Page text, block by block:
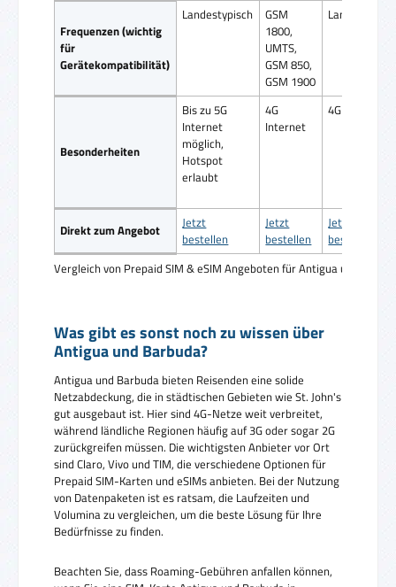
Vergleich von Prepaid SIM & eSIM Angeboten für Antigua und
Frequenzen (wichtig
für
Gerätekompatibilität)
Landestypisch
GSM
1800,
UMTS,
GSM 850,
GSM 1900
Besonderheiten
Bis zu 5G
Internet
möglich,
Hotspot
erlaubt
4G
Internet
4G Internet
Direkt zum Angebot
Jetzt
bestellen
Jetzt
bestellen
Jetzt
bestellen
Was gibt es sonst noch zu wissen über
Antigua und Barbuda?
Antigua und Barbuda bieten Reisenden eine solide
Netzabdeckung, die in städtischen Gebieten wie St. John's
gut ausgebaut ist. Hier sind 4G-Netze weit verbreitet,
während ländliche Regionen häufig auf 3G oder sogar 2G
zurückgreifen müssen. Die wichtigsten Anbieter vor Ort
sind Claro, Vivo und TIM, die verschiedene Optionen für
Prepaid SIM-Karten und eSIMs anbieten. Bei der Nutzung
von Datenpaketen ist es ratsam, die Laufzeiten und
Volumina zu vergleichen, um die beste Lösung für Ihre
Bedürfnisse zu finden.
Beachten Sie, dass Roaming-Gebühren anfallen können,